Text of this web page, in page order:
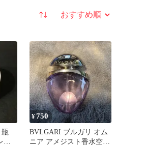
並び替え
¥750
BVLGARI ブルガリ オム
ニア アメジスト香水空き